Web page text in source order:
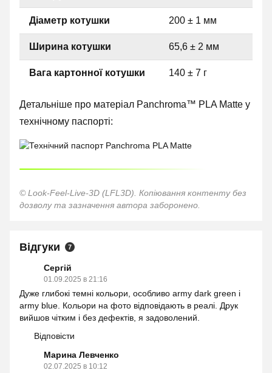
Діаметр котушки 200 ± 1 мм
Ширина котушки 65,6 ± 2 мм
Вага картонної котушки 140 ± 7 г
Детальніше про матеріал Panchroma™ PLA Matte у
технічному паспорті:
© Look-Feel-Live-3D (LFL3D). Копіювання контенту без
дозволу та зазначення автора заборонено.
Відгуки 7
Сергій
01.09.2025 в 21:16
Дуже глибокі темні кольори, особливо army dark green і
army blue. Кольори на фото відповідають в реалі. Друк
вийшов чітким і без дефектів, я задоволений.
Відповісти
Марина Левченко
02.07.2025 в 10:12